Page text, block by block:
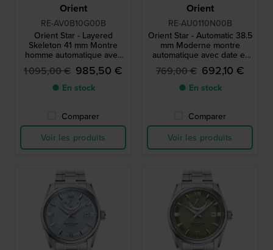
Orient
RE-AV0B10G00B
Orient Star - Layered
Skeleton 41 mm Montre
homme automatique avec
réserve de marche
1 095,00 € 985,50 €
● En stock
Comparer
Voir les produits
Orient
RE-AU0110N00B
Orient Star - Automatic 38.5
mm Moderne montre
automatique avec date et
indicateur de réserve de
marche
769,00 € 692,10 €
● En stock
Comparer
Voir les produits